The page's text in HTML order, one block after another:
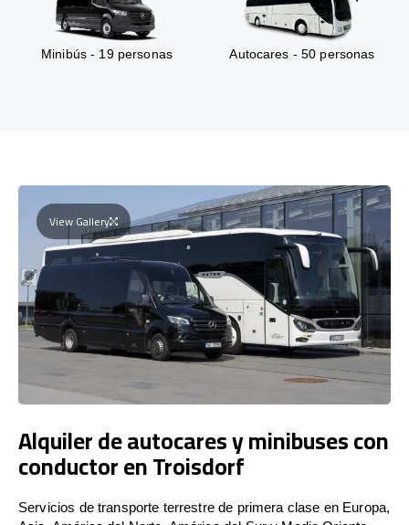
Minibús - 19 personas Autocares - 50 personas
View Gallery
Alquiler de autocares y minibuses con
conductor en Troisdorf
Servicios de transporte terrestre de primera clase en Europa,